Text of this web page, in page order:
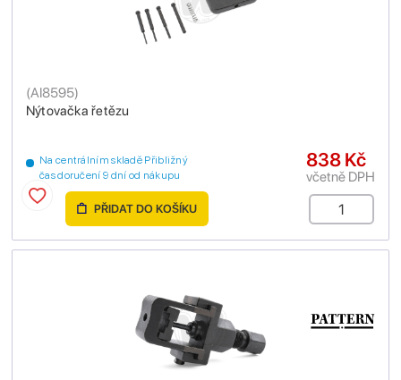
Nýtovačka řetězu
(AI8595)
Na centrálním skladě Přibližný
čas doručení 9 dní od nákupu
838 Kč
včetně DPH
PŘIDAT DO KOŠÍKU